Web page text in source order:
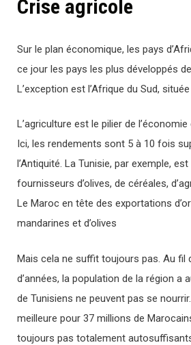
Crise agricole
Sur le plan économique, les pays
ce jour les pays les plus développés
L’exception est l’Afrique du Sud, située
L’agriculture est le pilier de l’économie
Ici, les rendements sont 5 à 10 fois
l’Antiquité. La Tunisie, par exemple,
fournisseurs d’olives, de céréales,
Le Maroc en tête des exportations
mandarines et d’olives
Mais cela ne suffit toujours pas. Au fil
d’années, la population de la région a
de Tunisiens ne peuvent pas se
meilleure pour 37 millions de
toujours pas totalement